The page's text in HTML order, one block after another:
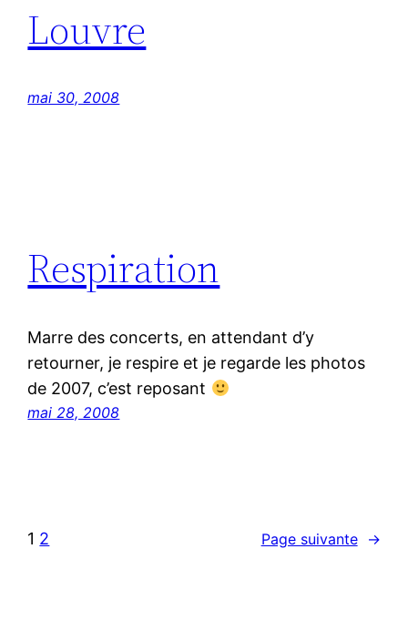
Louvre
mai 30, 2008
Respiration
Marre des concerts, en attendant d’y
retourner, je respire et je regarde les photos
de 2007, c’est reposant
mai 28, 2008
1 2 Page suivante →